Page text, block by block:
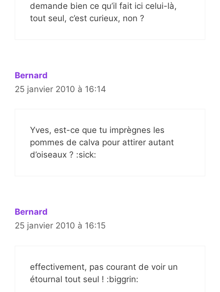
demande bien ce qu’il fait ici celui-là,
tout seul, c’est curieux, non ?
Bernard
25 janvier 2010 à 16:14
Yves, est-ce que tu imprègnes les
pommes de calva pour attirer autant
d’oiseaux ? :sick:
Bernard
25 janvier 2010 à 16:15
effectivement, pas courant de voir un
étournal tout seul ! :biggrin: